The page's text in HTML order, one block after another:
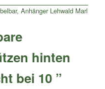
hinten
bei 10 ”